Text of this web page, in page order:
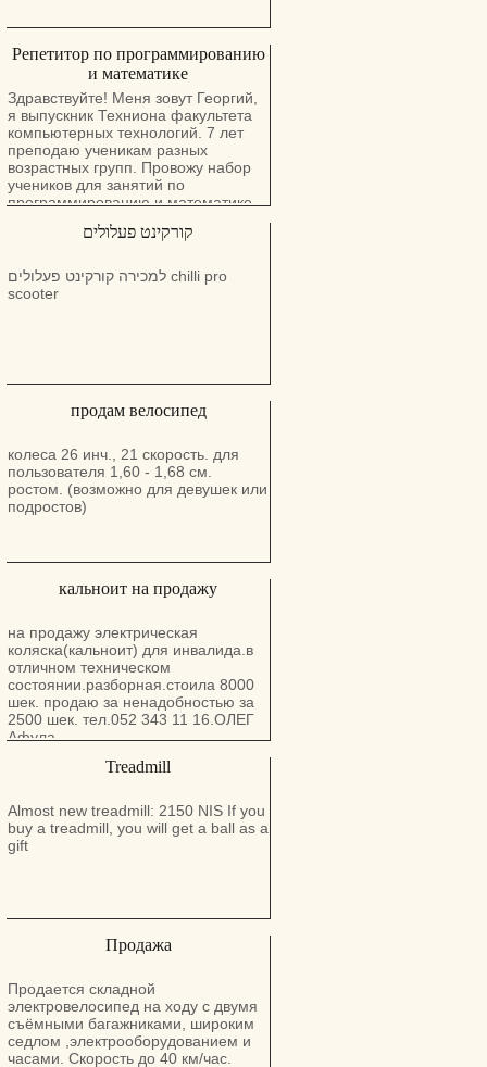
Репетитор по программированию
и математике
Здравствуйте! Меня зовут Георгий,
я выпускник Техниона факультета
компьютерных технологий. 7 лет
преподаю ученикам разных
возрастных групп. Провожу набор
учеников для занятий по
программированию и математике.
Подготавливаю к багрутам,
экзаменам и сессиям. Занятия
Возможность проводить уроки на
русском, английском и иврите.
קורקינט פעלולים
למכירה קורקינט פעלולים chilli pro
scooter
продам велосипед
колеса 26 инч., 21 скорость. для
пользователя 1,60 - 1,68 см.
ростом. (возможно для девушек или
подростов)
кальноит на продажу
на продажу электрическая
коляска(кальноит) для инвалида.в
отличном техническом
состоянии.разборная.стоила 8000
шек. продаю за ненадобностью за
2500 шек. тел.052 343 11 16.ОЛЕГ
Афула
Treadmill
Almost new treadmill: 2150 NIS If you
buy a treadmill, you will get a ball as a
gift
Продажа
Продается складной
электровелосипед на ходу с двумя
съёмными багажниками, широким
седлом ,электрооборудованием и
часами. Скорость до 40 км/час.